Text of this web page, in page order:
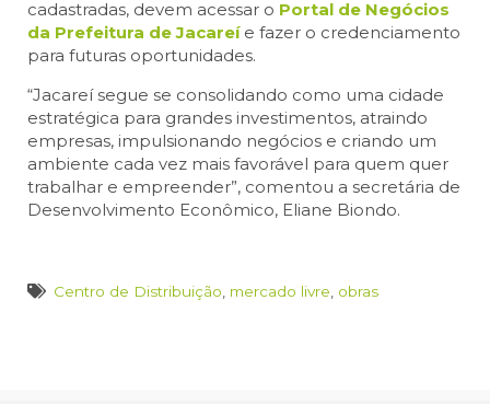
cadastradas, devem acessar o Portal de Negócios
da Prefeitura de Jacareí e fazer o credenciamento
para futuras oportunidades.
“Jacareí segue se consolidando como uma cidade
estratégica para grandes investimentos, atraindo
empresas, impulsionando negócios e criando um
ambiente cada vez mais favorável para quem quer
trabalhar e empreender”, comentou a secretária de
Desenvolvimento Econômico, Eliane Biondo.
Centro de Distribuição mercado livre obras